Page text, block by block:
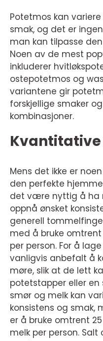
Potetmos kan
smak, og det er
man kan tilpasse
Noen av de mest
inkluderer
ostepotetmos og
variantene gir
forskjellige smaker
kombinasjoner.
Mens det ikke er
den perfekte
det være nyttig å ha
oppnå ønsket
generell
med å bruke
per person. For å
vanligvis anbefalt å
møre, slik at de lett
potetstapper eller en
smør og melk kan
konsistens og smak,
er å bruke omtrent
melk per person.